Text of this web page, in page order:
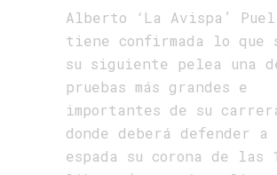
Alberto ‘La Avispa’
tiene confirmada lo que
su siguiente pelea una
pruebas más grandes e
importantes de su
donde deberá defender a
espada su corona de las